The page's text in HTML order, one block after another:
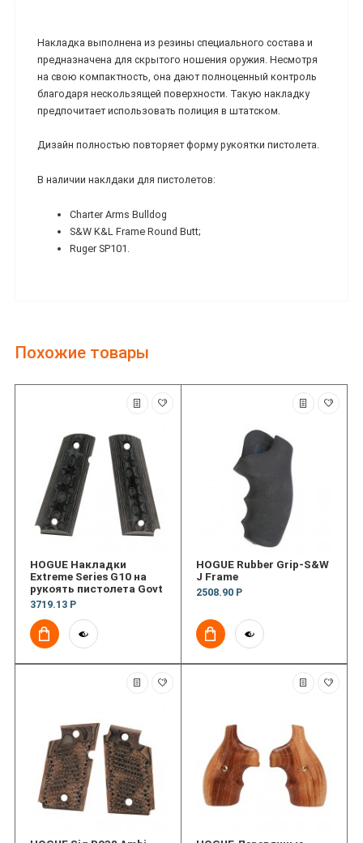
Накладка выполнена из резины специального состава и
предназначена для скрытого ношения оружия. Несмотря
на свою компактность, она дают полноценный контроль
благодаря нескользящей поверхности. Такую накладку
предпочитает использовать полиция в штатском.
Дизайн полностью повторяет форму рукоятки пистолета.
В наличии наклдаки для пистолетов:
Charter Arms Bulldog
S&W K&L Frame Round Butt;
Ruger SP101.
Похожие товары
HOGUE Накладки
Extreme Series G10 на
рукоять пистолета Govt
3719.13 Р
HOGUE Rubber Grip-S&W
J Frame
2508.90 Р